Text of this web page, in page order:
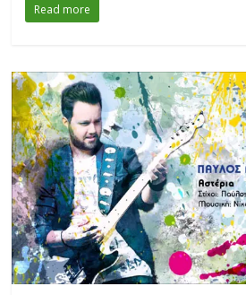
Read more